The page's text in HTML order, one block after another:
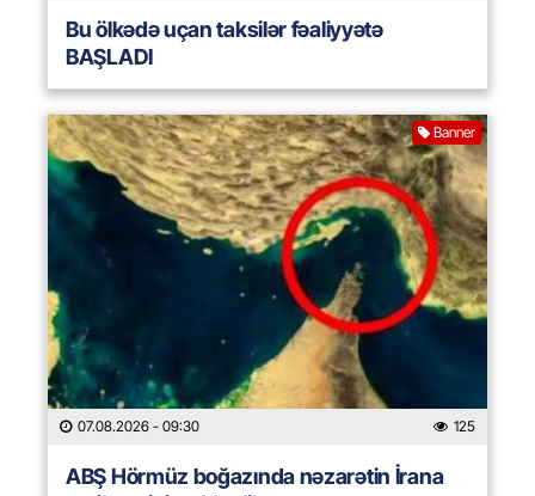
Bu ölkədə uçan taksilər fəaliyyətə
BAŞLADI
Banner
07.08.2026 - 09:30 125
ABŞ Hörmüz boğazında nəzarətin İrana